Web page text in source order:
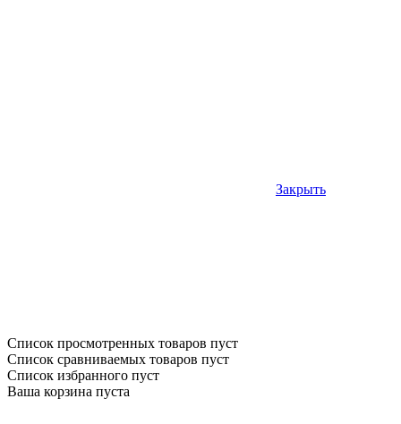
Закрыть
Список просмотренных товаров пуст
Список сравниваемых товаров пуст
Список избранного пуст
Ваша корзина пуста